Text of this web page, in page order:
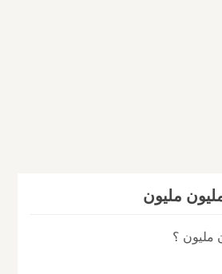
مليون
مليون ؟